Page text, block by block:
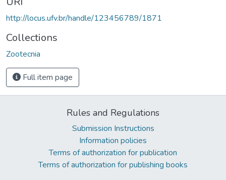
http://locus.ufv.br/handle/123456789/1871
Collections
Zootecnia
Full item page
Rules and Regulations
Submission Instructions
Information policies
Terms of authorization for publication
Terms of authorization for publishing books